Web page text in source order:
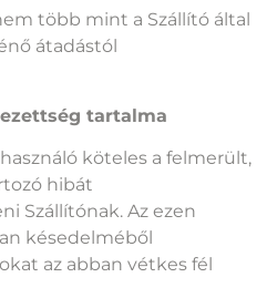
értékesítéstől
több mint a Szállító által
átadástól
köteles a felmerült,
hibát
Szállítónak. Az ezen
késedelméből
az abban vétkes fél